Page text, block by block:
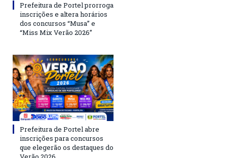
Prefeitura de Portel prorroga
inscrições e altera horários
dos concursos “Musa” e
“Miss Mix Verão 2026”
Prefeitura de Portel abre
inscrições para concursos
que elegerão os destaques do